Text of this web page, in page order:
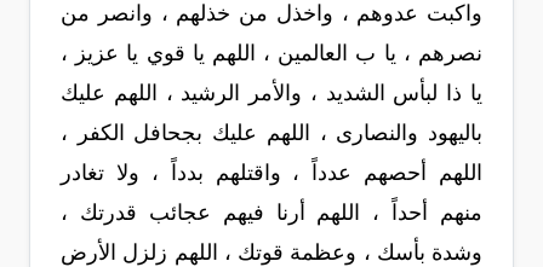
واكبت عدوهم ، واخذل من خذلهم ، وانصر من
نصرهم ، يا ب العالمين ، اللهم يا قوي يا عزيز ،
يا ذا لبأس الشديد ، والأمر الرشيد ، اللهم عليك
باليهود والنصارى ، اللهم عليك بجحافل الكفر ،
اللهم أحصهم عدداً ، واقتلهم بدداً ، ولا تغادر
منهم أحداً ، اللهم أرنا فيهم عجائب قدرتك ،
وشدة بأسك ، وعظمة قوتك ، اللهم زلزل الأرض